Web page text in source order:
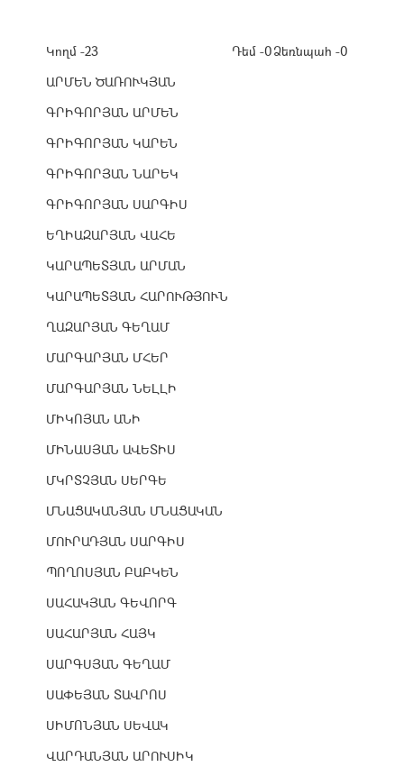
Կողմ -23
ԱՐՄԵՆ ԾԱՌՈՒԿՅԱՆ
ԳՐԻԳՈՐՅԱՆ ԱՐՄԵՆ
ԳՐԻԳՈՐՅԱՆ ԿԱՐԵՆ
ԳՐԻԳՈՐՅԱՆ ՆԱՐԵԿ
ԳՐԻԳՈՐՅԱՆ ՍԱՐԳԻՍ
ԵՂԻԱԶԱՐՅԱՆ ՎԱՀԵ
ԿԱՐԱՊԵՏՅԱՆ ԱՐՄԱՆ
ԿԱՐԱՊԵՏՅԱՆ ՀԱՐՈՒԹՅՈՒՆ
ՂԱԶԱՐՅԱՆ ԳԵՂԱՄ
ՄԱՐԳԱՐՅԱՆ ՄՀԵՐ
ՄԱՐԳԱՐՅԱՆ ՆԵԼԼԻ
ՄԻԿՈՅԱՆ ԱՆԻ
ՄԻՆԱՍՅԱՆ ԱՎԵՏԻՍ
ՄԿՐՏՉՅԱՆ ՍԵՐԳԵ
ՄՆԱՑԱԿԱՆՅԱՆ ՄՆԱՑԱԿԱՆ
ՄՈՒՐԱԴՅԱՆ ՍԱՐԳԻՍ
ՊՈՂՈՍՅԱՆ ԲԱԲԿԵՆ
ՍԱՀԱԿՅԱՆ ԳԵՎՈՐԳ
ՍԱՀԱՐՅԱՆ ՀԱՅԿ
ՍԱՐԳՍՅԱՆ ԳԵՂԱՄ
ՍԱՓԵՅԱՆ ՏԱՎՐՈՍ
ՍԻՄՈՆՅԱՆ ՍԵՎԱԿ
ՎԱՐԴԱՆՅԱՆ ԱՐՈՒՍԻԿ
Դեմ -0Ձեռնպահ -0